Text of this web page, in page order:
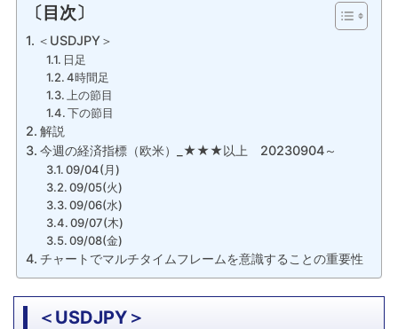
〔目次〕
＜USDJPY＞
日足
4時間足
上の節目
下の節目
解説
今週の経済指標（欧米）_★★★以上 20230904～
09/04(月)
09/05(火)
09/06(水)
09/07(木)
09/08(金)
チャートでマルチタイムフレームを意識することの重要性
＜USDJPY＞